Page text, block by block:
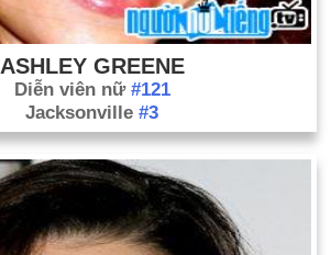
ASHLEY GREENE
Diễn viên nữ #121
Jacksonville #3